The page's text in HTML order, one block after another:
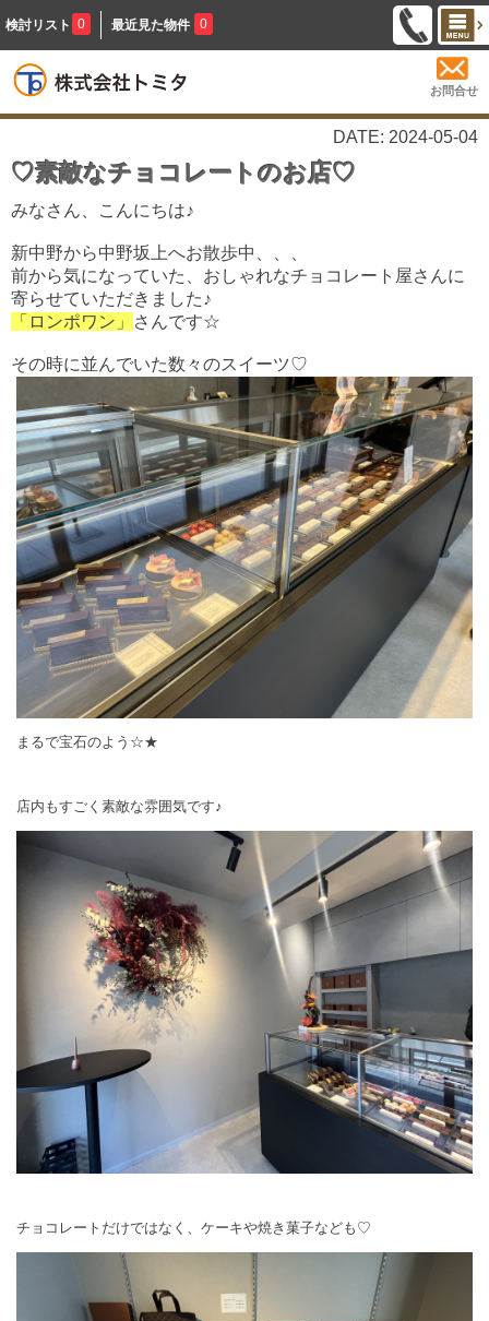
検討リスト 0 最近見た物件 0
お問合せ
DATE: 2024-05-04
♡素敵なチョコレートのお店♡
みなさん、こんにちは♪
新中野から中野坂上へお散歩中、、、
前から気になっていた、おしゃれなチョコレート屋さんに
寄らせていただきました♪
「ロンポワン」
さんです☆
その時に並んでいた数々のスイーツ♡
まるで宝石のよう☆★
店内もすごく素敵な雰囲気です♪
チョコレートだけではなく、ケーキや焼き菓子なども♡